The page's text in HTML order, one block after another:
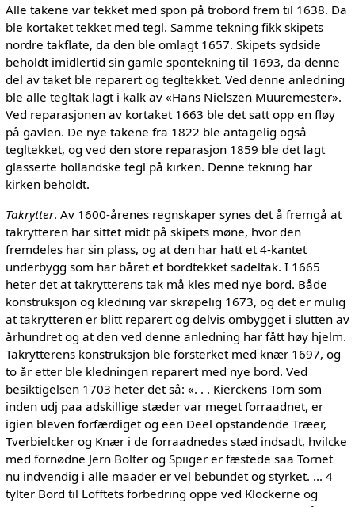
Alle takene var tekket med spon på trobord frem til 1638. Da
ble kortaket tekket med tegl. Samme tekning fikk skipets
nordre takflate, da den ble omlagt 1657. Skipets sydside
beholdt imidlertid sin gamle spontekning til 1693, da denne
del av taket ble reparert og tegltekket. Ved denne anledning
ble alle tegltak lagt i kalk av «Hans Nielszen Muuremester».
Ved reparasjonen av kortaket 1663 ble det satt opp en fløy
på gavlen. De nye takene fra 1822 ble antagelig også
tegltekket, og ved den store reparasjon 1859 ble det lagt
glasserte hollandske tegl på kirken. Denne tekning har
kirken beholdt.
Takrytter. Av 1600-årenes regnskaper synes det å fremgå at
takrytteren har sittet midt på skipets møne, hvor den
fremdeles har sin plass, og at den har hatt et 4-kantet
underbygg som har båret et bordtekket sadeltak. I 1665
heter det at takrytterens tak må kles med nye bord. Både
konstruksjon og kledning var skrøpelig 1673, og det er mulig
at takrytteren er blitt reparert og delvis ombygget i slutten av
århundret og at den ved denne anledning har fått høy hjelm.
Takrytterens konstruksjon ble forsterket med knær 1697, og
to år etter ble kledningen reparert med nye bord. Ved
besiktigelsen 1703 heter det så: «. . . Kierckens Torn som
inden udj paa adskillige stæder var meget forraadnet, er
igien bleven forfærdiget og een Deel opstandende Træer,
Tverbielcker og Knær i de forraadnedes stæd indsadt, hvilcke
med fornødne Jern Bolter og Spiiger er fæstede saa Tornet
nu indvendig i alle maader er vel bebundet og styrket. ... 4
tylter Bord til Lofftets forbedring oppe ved Klockerne og